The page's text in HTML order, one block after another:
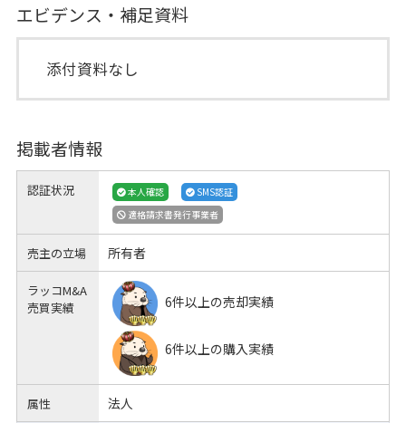
エビデンス・補足資料
添付資料なし
掲載者情報
認証状況 本人確認
SMS認証
適格請求書発行事業者
売主の立場 所有者
ラッコM&A
売買実績
6件以上の売却実績
6件以上の購入実績
属性 法人